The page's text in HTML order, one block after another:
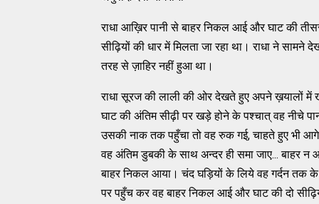
राधा आख़िर पानी से बाहर निकल आई और घाट की
सीढ़ियों की धार में मिलता जा रहा था। राधा ने सामने
तरह से ज़ाहिर नहीं हुआ था।
राधा सूरज की लाली की ओर देखते हुए अपने ख़यालों
घाट की अंतिम सीढ़ी पर खड़े होने के पश्चात् वह नीचे
उसकी नाक तक पहुँचा तो वह रुक गई, चाहते हुए भी
वह अंतिम डुबकी के साथ अन्दर ही समा जाए...
बाहर निकल आया। चंद घड़ियों के लिये वह गर्दन तक
पर पहुँच कर वह बाहर निकल आई और घाट की दो